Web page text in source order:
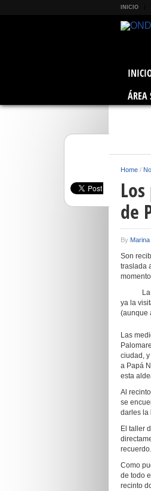
INICIO
ÁREA
Home /
de
By Marina
Son
traslada
La
ya la
(aunque
Las
ciudad,
a Papá
esta
Al
se
darles la
El taller
recuerdo.
Como
de todo
recinto